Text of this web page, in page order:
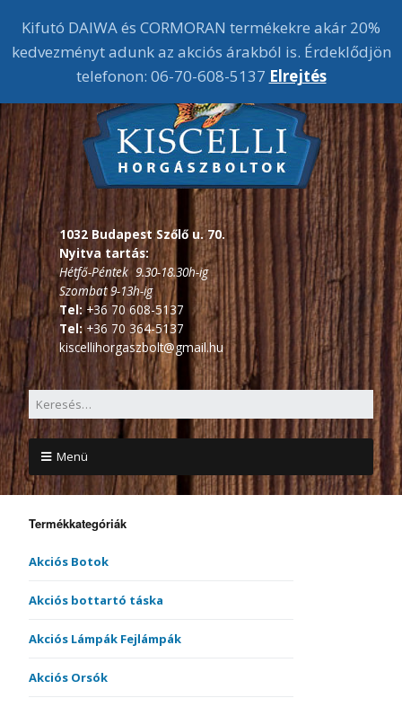
1032 Budapest Szőlő u. 70.
Nyitva tartás:
Hétfő-Péntek 9.30-18.30h-ig
Szombat 9-13h-ig
Tel:+36 70 608-5137
Tel: +36 70 364-5137
kiscellihorgaszbolt@gmail.hu
Menü
Termékkategóriák
Akciós Botok
Akciós bottartó táska
Akciós Lámpák Fejlámpák
Akciós Orsók
Kifutó DAIWA és CORMORAN termékekre akár 20%
kedvezményt adunk az akciós árakból is. Érdeklődjön
telefonon: 06-70-608-5137 Elrejtés